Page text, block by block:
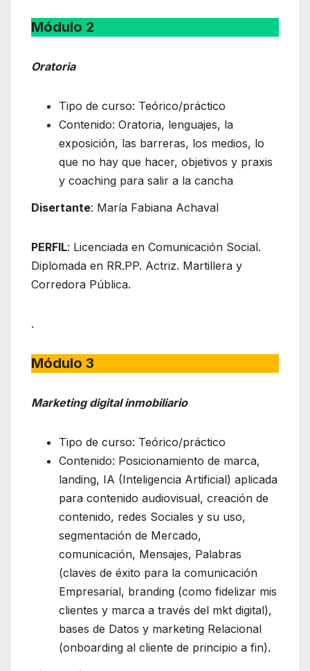
Módulo 2
Oratoria
Tipo de curso: Teórico/práctico
Contenido: Oratoria, lenguajes, la
exposición, las barreras, los medios, lo
que no hay que hacer, objetivos y praxis
y coaching para salir a la cancha
Disertante: María Fabiana Achaval
PERFIL: Licenciada en Comunicación Social.
Diplomada en RR.PP. Actriz. Martillera y
Corredora Pública.
.
Módulo 3
Marketing digital inmobiliario
Tipo de curso: Teórico/práctico
Contenido: Posicionamiento de marca,
landing, IA (Inteligencia Artificial) aplicada
para contenido audiovisual, creación de
contenido, redes Sociales y su uso,
segmentación de Mercado,
comunicación, Mensajes, Palabras
(claves de éxito para la comunicación
Empresarial, branding (como fidelizar mis
clientes y marca a través del mkt digital),
bases de Datos y marketing Relacional
(onboarding al cliente de principio a fin).